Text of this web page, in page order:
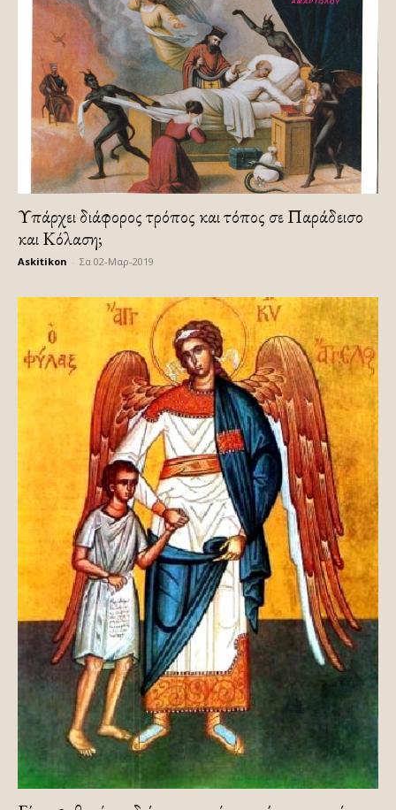
Υπάρχει διάφορος τρόπος και τόπος σε Παράδεισο
και Κόλαση;
Askitikon Σα 02-Μαρ-2019